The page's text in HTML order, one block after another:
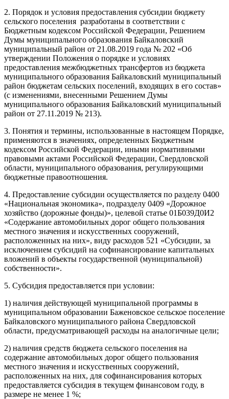
2. Порядок и условия предоставления субсидии бюджету
сельского поселения разработаны в соответствии с
Бюджетным кодексом Российской Федерации, Решением
Думы муниципального образования Байкаловский
муниципальный район от 21.08.2019 года № 202 «Об
утверждении Положения о порядке и условиях
предоставления межбюджетных трансфертов из бюджета
муниципального образования Байкаловский муниципальный
район бюджетам сельских поселений, входящих в его состав»
(с изменениями, внесенными Решением Думы
муниципального образования Байкаловский муниципальный
район от 27.11.2019 № 213).
3. Понятия и термины, использованные в настоящем Порядке,
применяются в значениях, определенных Бюджетным
кодексом Российской Федерации, иными нормативными
правовыми актами Российской Федерации, Свердловской
области, муниципального образования, регулирующими
бюджетные правоотношения.
4. Предоставление субсидии осуществляется по разделу 0400
«Национальная экономика», подразделу 0409 «Дорожное
хозяйство (дорожные фонды)», целевой статье 01Б039Д0И2
«Содержание автомобильных дорог общего пользования
местного значения и искусственных сооружений,
расположенных на них», виду расходов 521 «Субсидии, за
исключением субсидий на софинансирование капитальных
вложений в объекты государственной (муниципальной)
собственности».
5. Субсидия предоставляется при условии:
1) наличия действующей муниципальной программы в
муниципальном образовании Баженовское сельское поселение
Байкаловского муниципального района Свердловской
области, предусматривающей расходы на аналогичные цели;
2) наличия средств бюджета сельского поселения на
содержание автомобильных дорог общего пользования
местного значения и искусственных сооружений,
расположенных на них, для софинансирования которых
предоставляется субсидия в текущем финансовом году, в
размере не менее 1 %;